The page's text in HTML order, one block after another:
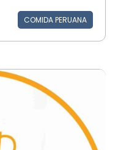
COMIDA PERUANA